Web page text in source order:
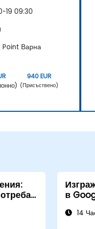
19 09:30
Варна
940 EUR
(Присъствено)
в
14